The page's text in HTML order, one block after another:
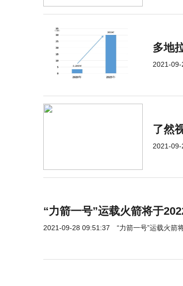
多地
2021-
了然
2021-
“力箭一号”运载火箭将于
2021-09-28 09:51:37 “力箭一号”运载火箭